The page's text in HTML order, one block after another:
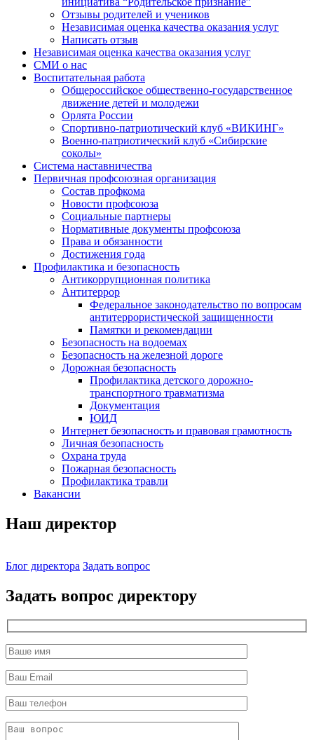
Отзывы родителей и учеников
Независимая оценка качества оказания услуг
Написать отзыв
Независимая оценка качества оказания услуг
СМИ о нас
Воспитательная работа
Общероссийское общественно-государственное
движение детей и молодежи
Орлята России
Спортивно-патриотический клуб «ВИКИНГ»
Военно-патриотический клуб «Сибирские
соколы»
Система наставничества
Первичная профсоюзная организация
Состав профкома
Новости профсоюза
Социальные партнеры
Нормативные документы профсоюза
Права и обязанности
Достижения года
Профилактика и безопасность
Антикоррупционная политика
Антитеррор
Федеральное законодательство по вопросам
антитеррористической защищенности
Памятки и рекомендации
Безопасность на водоемах
Безопасность на железной дороге
Дорожная безопасность
Профилактика детского дорожно-
транспортного травматизма
Документация
ЮИД
Интернет безопасность и правовая грамотность
Личная безопасность
Охрана труда
Пожарная безопасность
Профилактика травли
Вакансии
Наш директор
Блог директора Задать вопрос
Задать вопрос директору